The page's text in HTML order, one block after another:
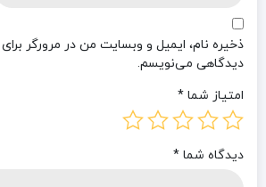
ذخیره نام، ایمیل و وبسایت من در مرورگر برای
دیدگاهی می‌نویسم.
امتیاز شما *
دیدگاه شما *